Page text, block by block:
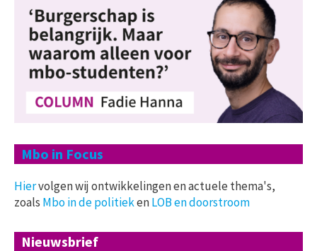
Mbo in Focus
Hiervolgen wij ontwikkelingen en actuele thema's,
zoals Mbo in de politiekenLOB en doorstroom
Nieuwsbrief